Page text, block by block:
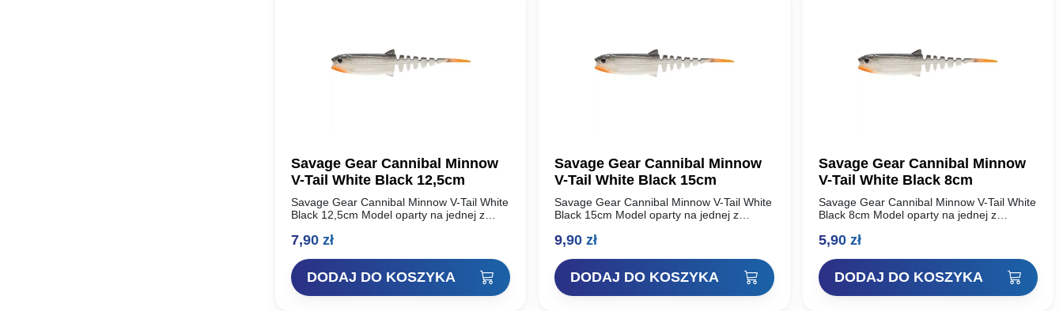
Savage Gear Cannibal Minnow
V-Tail White Black 12,5cm
Savage Gear Cannibal Minnow V-Tail White
Black 12,5cm Model oparty na jednej z
historii – Savage Gear Cannibal Shad.
7,90 zł
DODAJ DO KOSZYKA
Savage Gear Cannibal Minnow
V-Tail White Black 15cm
Savage Gear Cannibal Minnow V-Tail White
Black 15cm Model oparty na jednej z
historii – Savage Gear Cannibal Shad.
9,90zł
DODAJ DO KOSZYKA
Savage Gear Cannibal Minnow
V-Tail White Black 8cm
Savage Gear Cannibal Minnow V-Tail White
Black 8cm Model oparty na jednej z
historii – Savage Gear Cannibal Shad.
5,90 zł
DODAJ DO KOSZYKA